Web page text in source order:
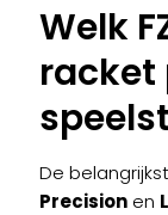
Welk
racket
De
Precision en